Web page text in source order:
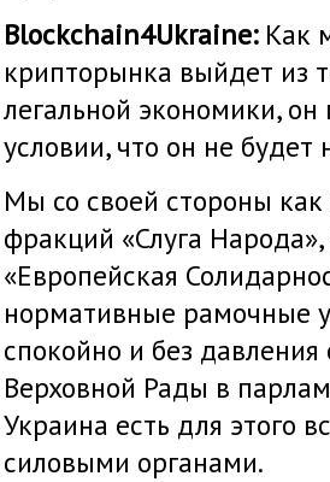
Blockchain4Ukraine:Как
крипторынка выйдет из
легальной экономики,
условии, что он не будет
Мы со своей стороны
фракций «Слуга Народа»,
«Европейская
нормативные рамочные
спокойно и без
Верховной Рады в
Украина есть для этого
силовыми органами.